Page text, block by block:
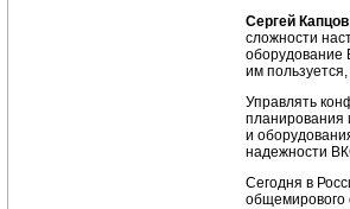
Сергей Капцов
сложности
оборудование
им
Управлять
планирования
и
надежности
Сегодня в
общемирового